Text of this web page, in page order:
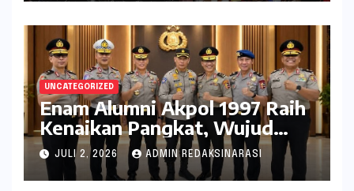
UNCATEGORIZED
Enam Alumni Akpol 1997 Raih
Kenaikan Pangkat, Wujud
Penghargaan atas Pengabdian
kepada Negara
JULI 2, 2026 ADMIN REDAKSINARASI